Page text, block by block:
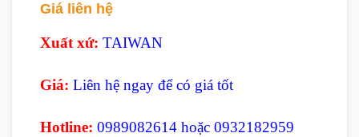
Giá liên hệ
Xuất xứ: TAIWAN
Giá: Liên hệ ngay để có giá tốt
Hotline: 0989082614 hoặc 0932182959